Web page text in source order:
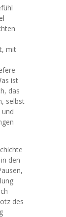
mit
ist
das
selbst
den
des